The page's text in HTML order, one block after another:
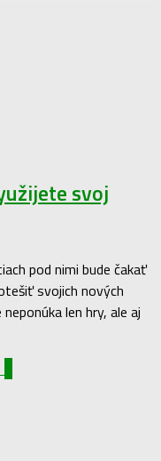
svoj
pod nimi bude čakať
svojich nových
len hry, ale aj